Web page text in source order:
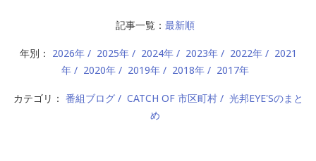
記事一覧： 最新順
年別： 2026年 2025年 2024年 2023年 2022年
2021
年
2020年 2019年 2018年 2017年
カテゴリ： 番組ブログ CATCH OF 市区町村
光邦EYE'Sのまと
め